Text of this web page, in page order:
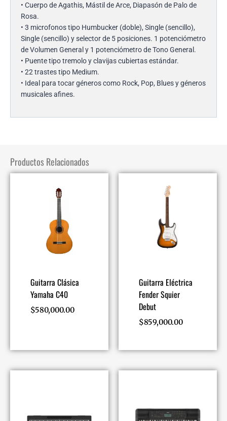
• Cuerpo de Agathis, Mástil de Arce, Diapasón de Palo de
Rosa.
• 3 microfonos tipo Humbucker (doble), Single (sencillo),
Single (sencillo) y selector de 5 posiciones. 1 potenciómetro
de Volumen General y 1 potenciómetro de Tono General.
• Puente tipo tremolo y clavijas cubiertas estándar.
• 22 trastes tipo Medium.
• Ideal para tocar géneros como Rock, Pop, Blues y géneros
musicales afines.
Productos Relacionados
Guitarra Clásica
Yamaha C40
$580,000.00
Guitarra Eléctrica
Fender Squier
Debut
$859,000.00